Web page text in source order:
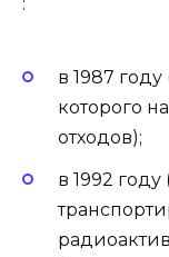
в 1987
которого
отходов);
в 1992